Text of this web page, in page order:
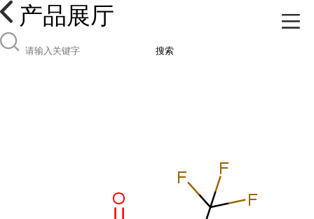
产品展厅
搜索